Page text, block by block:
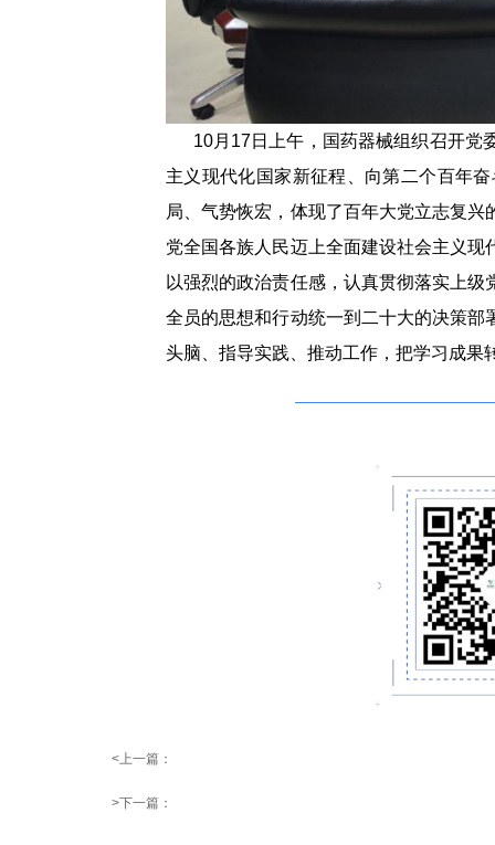
10月17日上午，国药器械组织召开党
主义现代化国家新征程、向第二个百年
局、气势恢宏，体现了百年大党立志复
党全国各族人民迈上全面建设社会主义
以强烈的政治责任感，认真贯彻落实上
全员的思想和行动统一到二十大的决策
头脑、指导实践、推动工作，把学习成果
<上一篇：
>下一篇：